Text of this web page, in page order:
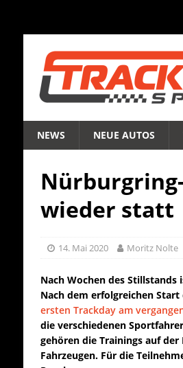
NEWS NEUE AUTOS
wieder statt
14. Mai 2020 Moritz Nolte
Nach Wochen des
Nach dem erfolgreichen
ersten Trackday am
die verschiedenen
gehören die Trainings auf
Fahrzeugen. Für die